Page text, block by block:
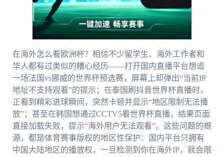
在海外怎么看欧洲杯？相信不少留学生、海外工作者和
华人都有过类似的糟心经历——打开国内直播平台想追
一场法国vs挪威的世界杯预选赛，屏幕上却弹出“当前IP
地址不支持观看”的提示；在泰国刷抖音世界杯直播时，
正看到精彩进球瞬间，突然卡顿并显示“地区限制无法播
放”；甚至在韩国想通过CCTV5看世界杯直播，结果页面
直接加载失败，提示“海外用户无法观看”。这些问题的根
源，都是体育赛事版权的地区性保护：国内平台只拥有
中国大陆地区的播放权，一旦检测到你在海外IP，就会限